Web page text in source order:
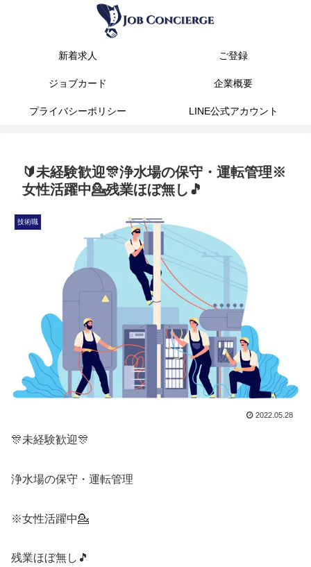
新着求人 ご登録
ジョブカード 企業概要
プライバシーポリシー LINE公式アカウント
🔰未経験歓迎🎊浄水場の保守・運転管理※
女性活躍中💁残業ほぼ無し🎵
技術職
2022.05.28
🎊未経験歓迎🎊
浄水場の保守・運転管理
※女性活躍中💁
残業ほぼ無し🎵